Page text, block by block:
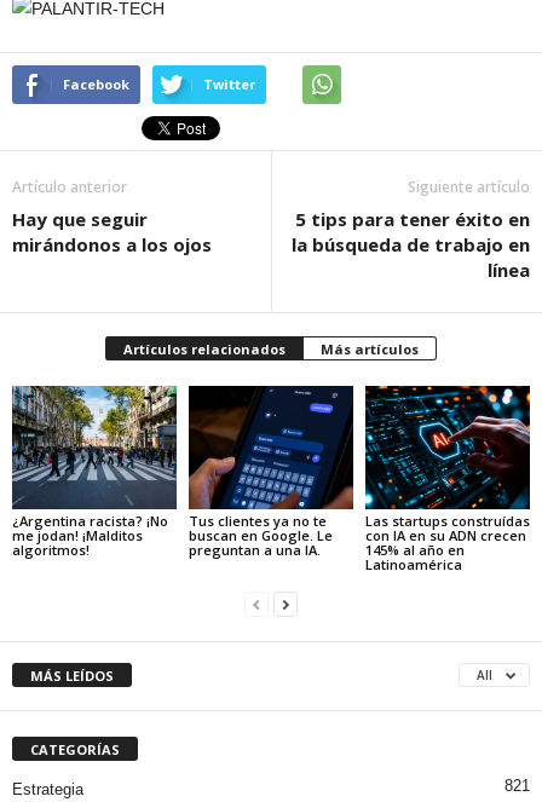
Facebook Twitter
Artículo anterior
Hay que seguir
mirándonos a los ojos
Siguiente artículo
5 tips para tener éxito en
la búsqueda de trabajo en
línea
Artículos relacionados Más artículos
¿Argentina racista? ¡No
me jodan! ¡Malditos
algoritmos!
Tus clientes ya no te
buscan en Google. Le
preguntan a una IA.
Las startups construídas
con IA en su ADN crecen
145% al año en
Latinoamérica
MÁS LEÍDOS All
CATEGORÍAS
Estrategia 821